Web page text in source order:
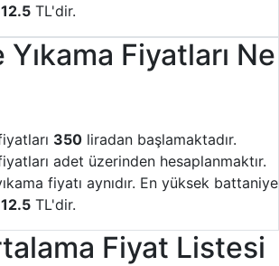
TL'dir.
Fiyatları Ne
350 liradan başlamaktadır.
adet üzerinden hesaplanmaktır.
fiyatı aynıdır. En yüksek battaniye
TL'dir.
Fiyat Listesi